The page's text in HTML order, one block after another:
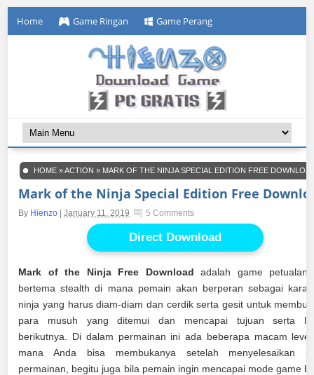
Home Game Ringan Game Perang
HOME »ACTION » MARK OF THE NINJA SPECIAL EDITION FREE
Mark of the Ninja Special Edition Free
By Hienzo |January 11, 2019 5 Comments
Direct Download
Mark of the Ninja Free Download adalah game
bertema stealth di mana pemain akan berperan sebagai
ninja yang harus diam-diam dan cerdik serta gesit untuk
para musuh yang ditemui dan mencapai tujuan serta
berikutnya. Di dalam permainan ini ada beberapa macam
mana Anda bisa membukanya setelah menyelesaikan
permainan, begitu juga bila pemain ingin mencapai mode game